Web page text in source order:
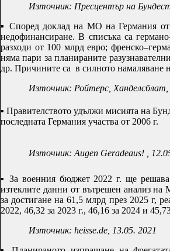
Източник: Пресцентър на
▪ Според доклад на МО на Германия от
недофинансиране. В списъка са
разходи от 100 млрд евро;
няма пари за планираните
др. Причините са в силното намаляване
Източник: Ройтерс, Ханделсблат,
▪ Правителството удължи мисията на
последната Германия участва от 2006 г.
Източник: Augen Geradeaus!
▪ За военния бюджет 2022 г. ще решава
изтеклите данни от вътрешен анализ
за достигане на 61,5 млрд през 2025 г,
2022, 46,32 за 2023 г., 46,16 за 2024 и
Източник: heisse.de , 13.05. 2021